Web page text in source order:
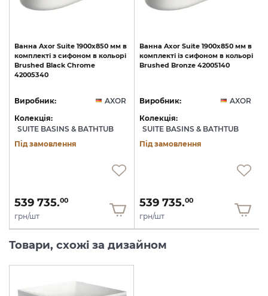
Ванна Axor Suite 1900x850 мм в
комплекті з сифоном в кольорі
Brushed Black Chrome
42005340
Виробник:
AXOR
Колекція:
SUITE BASINS & BATHTUB
Під замовлення
539 735.00
грн/шт
Ванна Axor Suite 1900x850 мм в
комплекті із сифоном в кольорі
Brushed Bronze 42005140
Виробник:
AXOR
Колекція:
SUITE BASINS & BATHTUB
Під замовлення
539 735.00
грн/шт
Товари, схожі за дизайном